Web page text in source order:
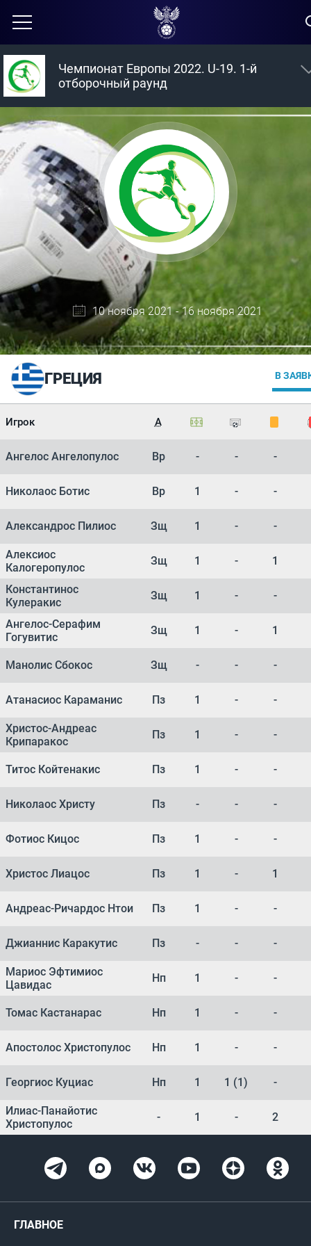
Чемпионат Европы 2022. U-19. 1-й
отборочный раунд
10 ноября 2021 - 16 ноября 2021
ГРЕЦИЯ В
Игрок А
Ангелос Ангелопулос Вр - - -
Николаос Ботис Вр 1 - -
Александрос Пилиос Зщ 1 - -
Алексиос
Калогеропулос
Зщ 1 - 1
Константинос
Кулеракис
Зщ 1 - -
Ангелос-Серафим
Гогувитис
Зщ 1 - 1
Манолис Сбокос Зщ - - -
Атанасиос Караманис Пз 1 - -
Христос-Андреас
Крипаракос
Пз 1 - -
Титос Койтенакис Пз 1 - -
Николаос Христу Пз - - -
Фотиос Кицос Пз 1 - -
Христос Лиацос Пз 1 - 1
Андреас-Ричардос Нтои Пз 1 - -
Джианнис Каракутис Пз - - -
Мариос Эфтимиос
Цавидас
Нп 1 - -
Томас Кастанарас Нп 1 - -
Апостолос Христопулос Нп 1 - -
Георгиос Куциас Нп 1 1 (1) -
Илиас-Панайотис
Христопулос
- 1 - 2
ГЛАВНОЕ